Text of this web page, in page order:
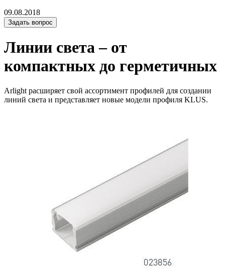
09.08.2018
Задать вопрос
Линии света – от
компактных до герметичных
Arlight расширяет свой ассортимент профилей для создании
линий света и представляет новые модели профиля KLUS.